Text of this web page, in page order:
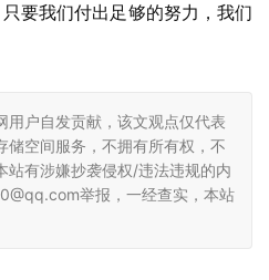
要我们付出足够的努力，我们
用户自发贡献，该文观点仅代表
储空间服务，不拥有所有权，不
站有涉嫌抄袭侵权/违法违规的内
举报，一经查实，本站